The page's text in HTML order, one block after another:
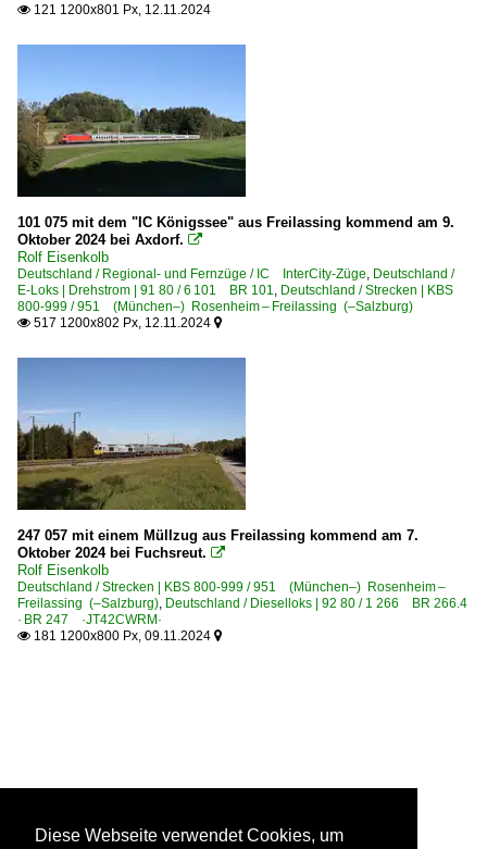
 121 1200x801 Px, 12.11.2024
101 075 mit dem "IC Königssee" aus Freilassing kommend am 9.
Oktober 2024 bei Axdorf. 
Rolf Eisenkolb
Deutschland / Regional- und Fernzüge / IC InterCity-Züge, Deutschland /
E-Loks | Drehstrom | 91 80 / 6 101 BR 101, Deutschland / Strecken | KBS
800-999 / 951 (München–) Rosenheim – Freilassing (–Salzburg)
 517 1200x802 Px, 12.11.2024 
247 057 mit einem Müllzug aus Freilassing kommend am 7.
Oktober 2024 bei Fuchsreut. 
Rolf Eisenkolb
Deutschland / Strecken | KBS 800-999 / 951 (München–) Rosenheim –
Freilassing (–Salzburg), Deutschland / Dieselloks | 92 80 / 1 266 BR 266.4
· BR 247 ·JT42CWRM·
 181 1200x800 Px, 09.11.2024 
Diese Webseite verwendet Cookies, um